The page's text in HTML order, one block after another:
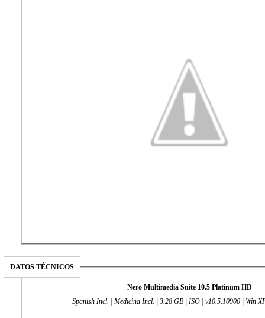
DATOS TÉCNICOS
Nero Multimedia Suite 10.5 Platinum HD
Spanish Incl. | Medicina Incl. | 3.28 GB | ISO | v10.5.10900 | Win